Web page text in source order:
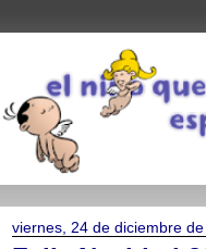
viernes, 24 de diciembre